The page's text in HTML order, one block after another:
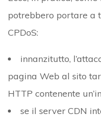
potrebbero portare a
CPDoS:
innanzitutto,
pagina Web al sito
HTTP contenente
se il server CDN